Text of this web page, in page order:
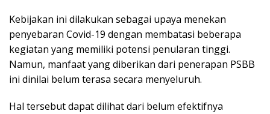
Kebijakan ini dilakukan sebagai upaya menekan
penyebaran Covid-19 dengan membatasi beberapa
kegiatan yang memiliki potensi penularan tinggi.
Namun, manfaat yang diberikan dari penerapan PSBB
ini dinilai belum terasa secara menyeluruh.
Hal tersebut dapat dilihat dari belum efektifnya